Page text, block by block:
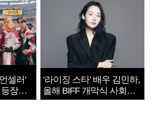
셀러'
장
‘라이징 스타’ 배우 김민하,
올해 BIFF 개막식 사회자
확정